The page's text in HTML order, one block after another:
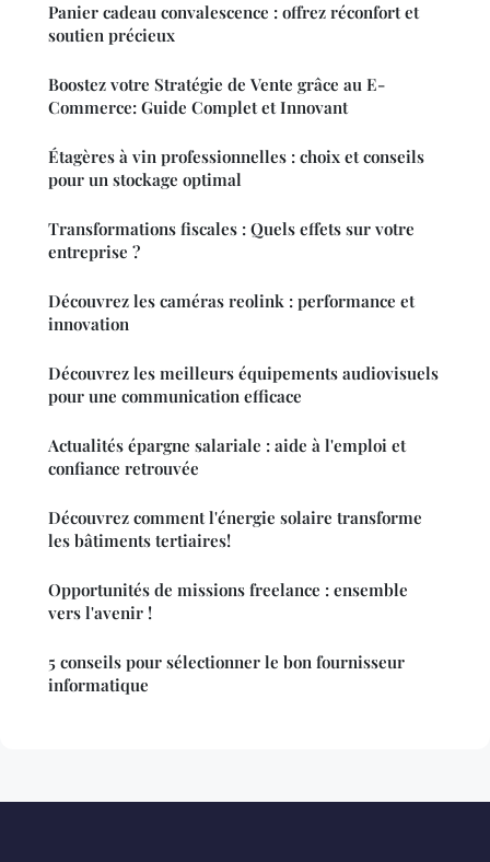
Panier cadeau convalescence : offrez réconfort et
soutien précieux
Boostez votre Stratégie de Vente grâce au E-
Commerce: Guide Complet et Innovant
Étagères à vin professionnelles : choix et conseils
pour un stockage optimal
Transformations fiscales : Quels effets sur votre
entreprise ?
Découvrez les caméras reolink : performance et
innovation
Découvrez les meilleurs équipements audiovisuels
pour une communication efficace
Actualités épargne salariale : aide à l'emploi et
confiance retrouvée
Découvrez comment l'énergie solaire transforme
les bâtiments tertiaires!
Opportunités de missions freelance : ensemble
vers l'avenir !
5 conseils pour sélectionner le bon fournisseur
informatique